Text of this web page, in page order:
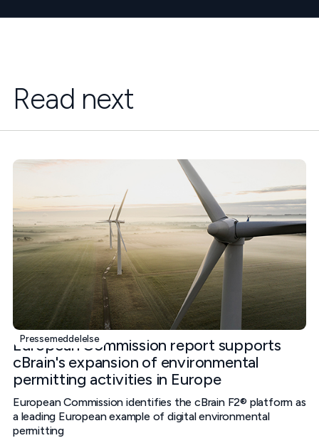
Read next
Pressemeddelelse
European Commission report supports
cBrain's expansion of environmental
permitting activities in Europe
European Commission identifies the cBrain F2® platform as
a leading European example of digital environmental
permitting